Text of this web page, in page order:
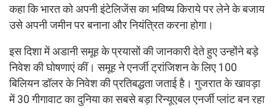
कहा कि भारत को अपनी इंटेलिजेंस का भविष्य किराये पर लेने के बजाय
उसे अपनी जमीन पर बनाना और नियंत्रित करना होगा।
इस दिशा में अडानी समूह के प्रयासों की जानकारी देते हुए उन्होंने बड़े
निवेश की घोषणाएं कीं। समूह ने एनर्जी ट्रांजिशन के लिए 100
बिलियन डॉलर के निवेश की प्रतिबद्धता जताई है। गुजरात के खावड़ा
में 30 गीगावाट का दुनिया का सबसे बड़ा रिन्यूएबल एनर्जी प्लांट बन रहा